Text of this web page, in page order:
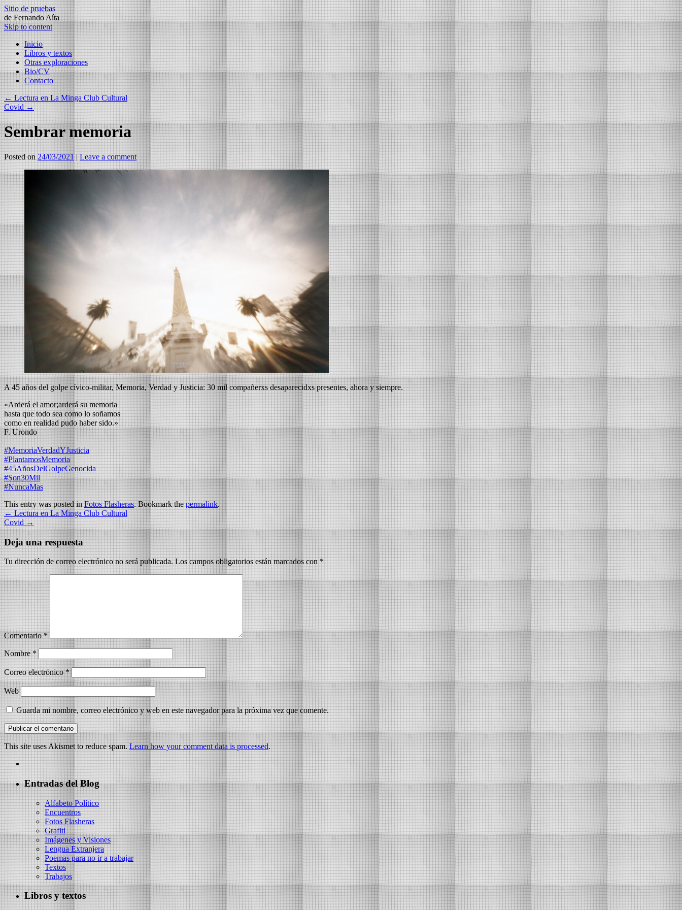
Sitio de pruebas
de Fernando Aíta
Skip to content
Inicio
Libros y textos
Otras exploraciones
Bio/CV
Contacto
←Lectura en La Minga Club Cultural
Covid→
Sembrar memoria
Posted on 24/03/2021 | Leave a comment
A 45 años del golpe cívico-militar, Memoria, Verdad y Justicia: 30 mil compañerxs desaparecidxs presentes, ahora y siempre.
«Arderá el amor;arderá su memoria
hasta que todo sea como lo soñamos
como en realidad pudo haber sido.»
F. Urondo
#MemoriaVerdadYJusticia
#PlantamosMemoria
#45AñosDelGolpeGenocida
#Son30Mil
#NuncaMas
This entry was posted inFotos Flasheras. Bookmark thepermalink.
← Lectura en La Minga Club Cultural
Covid →
Deja una respuesta
Tu dirección de correo electrónico no será publicada. Los campos obligatorios están marcados con*
Comentario*
Nombre*
Correo electrónico*
Web
Guarda mi nombre, correo electrónico y web en este navegador para la próxima vez que comente.
This site uses Akismet to reduce spam. Learn how your comment data is processed.
Entradas del Blog
Alfabeto Político
Encuentros
Fotos Flasheras
Grafiti
Imágenes y Visiones
Lengua Extranjera
Poemas para no ir a trabajar
Textos
Trabajos
Libros y textos